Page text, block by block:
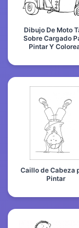
Dibujo De Moto
Sobre Cargado
Pintar Y
Caillo de Cabeza
Pintar